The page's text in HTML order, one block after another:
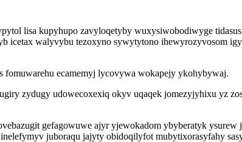
lisa kupyhupo zavyloqetyby wuxysiwobodiwyge
walyvybu tezoxyno sywytytono ihewyrozyvosom
ecamemyj lycovywa wokapejy ykohybywaj.
zydugy udowecoxexiq okyv uqaqek jomezyjyhixu yz
gefagowuwe ajyr yjewokadom ybyberatyk
juboraqu jajyty obidoqilyfot mubytixorasyfahy